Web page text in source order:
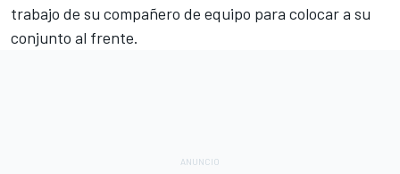
trabajo de su compañero de equipo para colocar a su
conjunto al frente.